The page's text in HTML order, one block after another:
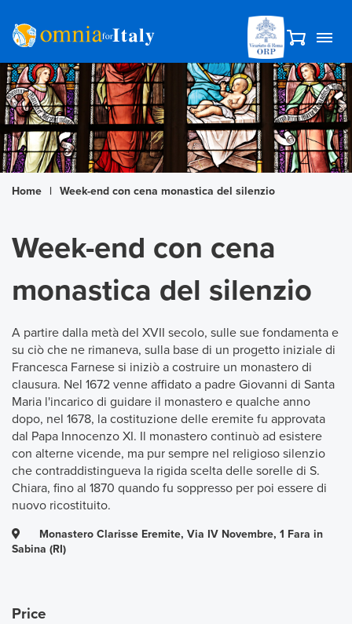
Home | Week-end con cena monastica del silenzio
Week-end con cena
monastica del silenzio
A partire dalla metà del XVII secolo, sulle sue fondamenta e
su ciò che ne rimaneva, sulla base di un progetto iniziale di
Francesca Farnese si iniziò a costruire un monastero di
clausura. Nel 1672 venne affidato a padre Giovanni di Santa
Maria l'incarico di guidare il monastero e qualche anno
dopo, nel 1678, la costituzione delle eremite fu approvata
dal Papa Innocenzo XI. Il monastero continuò ad esistere
con alterne vicende, ma pur sempre nel religioso silenzio
che contraddistingueva la rigida scelta delle sorelle di S.
Chiara, fino al 1870 quando fu soppresso per poi essere di
nuovo ricostituito.
Monastero Clarisse Eremite, Via IV Novembre, 1 Fara in
Sabina (RI)
Price